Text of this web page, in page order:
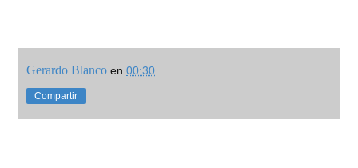
Gerardo Blanco en 00:30
Compartir